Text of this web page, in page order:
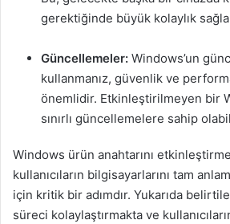
gerektiğinde büyük kolaylık
Güncellemeler: Windows’un
kullanmanız, güvenlik ve
önemlidir. Etkinleştirilmeyen bir
sınırlı güncellemelere sahip
Windows ürün anahtarını
kullanıcıların bilgisayarlarını tam
için kritik bir adımdır. Yukarıda
süreci kolaylaştırmakta ve